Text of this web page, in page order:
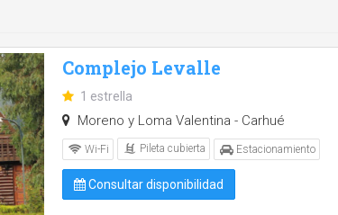
Complejo Levalle
1 estrella
Moreno y Loma Valentina - Carhué
Wi-Fi Pileta cubierta Estacionamiento
Consultar disponibilidad